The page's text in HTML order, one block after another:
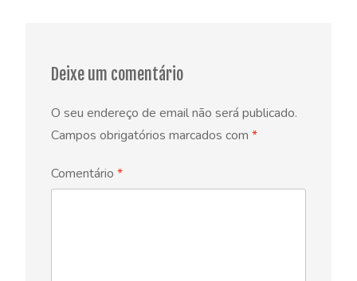
Deixe um comentário
O seu endereço de email não será publicado.
Campos obrigatórios marcados com *
Comentário *